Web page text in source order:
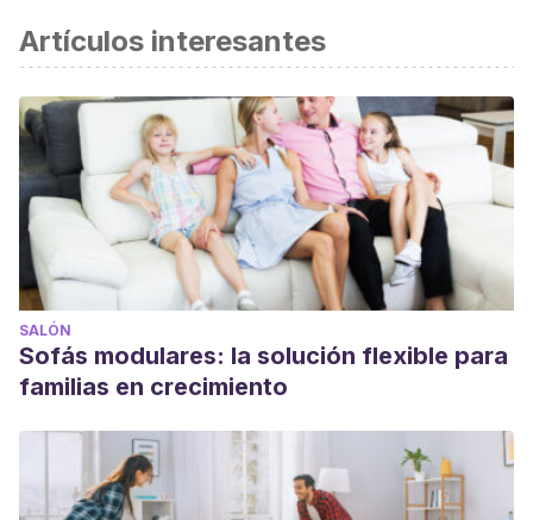
Artículos interesantes
SALÓN
Sofás modulares: la solución flexible para
familias en crecimiento